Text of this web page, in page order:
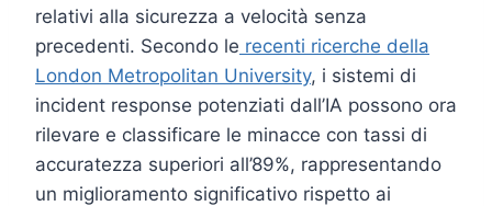
relativi alla sicurezza a velocità senza
precedenti. Secondo le recenti ricerche della
London Metropolitan University, i sistemi di
incident response potenziati dall’IA possono ora
rilevare e classificare le minacce con tassi di
accuratezza superiori all’89%, rappresentando
un miglioramento significativo rispetto ai